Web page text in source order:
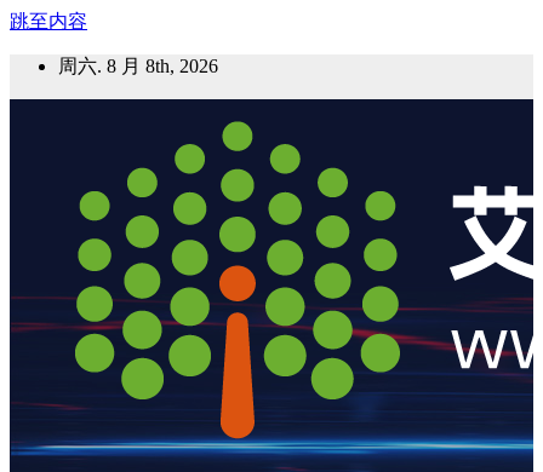
跳至内容
周六. 8 月 8th, 2026